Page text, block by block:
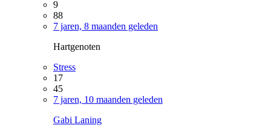
9
88
7 jaren, 8 maanden geleden
Hartgenoten
Stress
17
45
7 jaren, 10 maanden geleden
Gabi Laning